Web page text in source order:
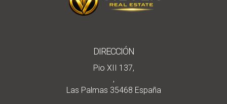
DIRECCIÓN
Pio XII 137,
,
Las Palmas 35468 España